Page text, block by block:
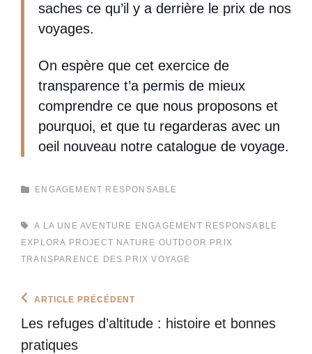
saches ce qu’il y a derrière le prix de nos
voyages.
On espère que cet exercice de
transparence t’a permis de mieux
comprendre ce que nous proposons et
pourquoi, et que tu regarderas avec un
oeil nouveau notre catalogue de voyage.
CATEGORIES
ENGAGEMENT RESPONSABLE
TAGS,A LA UNE AVENTURE ENGAGEMENT RESPONSABLE
EXPLORA PROJECT NATURE OUTDOOR PRIX
TRANSPARENCE DES PRIX VOYAGE
Navigation
de
l’article
Previous
Post
ARTICLE PRÉCÉDENT
Les refuges d’altitude : histoire et bonnes
pratiques